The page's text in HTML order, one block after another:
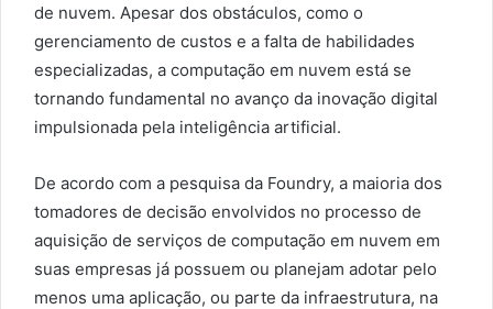
de nuvem. Apesar dos obstáculos, como o
gerenciamento de custos e a falta de habilidades
especializadas, a computação em nuvem está se
tornando fundamental no avanço da inovação digital
impulsionada pela inteligência artificial.
De acordo com a pesquisa da Foundry, a maioria dos
tomadores de decisão envolvidos no processo de
aquisição de serviços de computação em nuvem em
suas empresas já possuem ou planejam adotar pelo
menos uma aplicação, ou parte da infraestrutura, na